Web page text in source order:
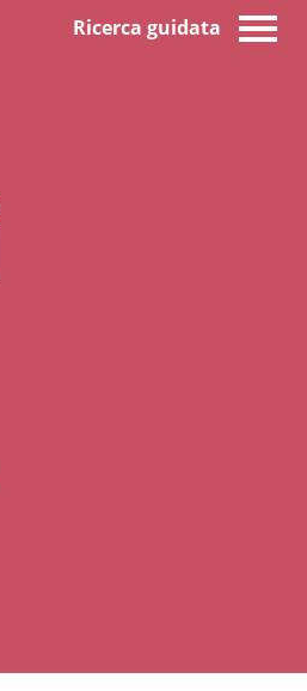
Ricerca guidata